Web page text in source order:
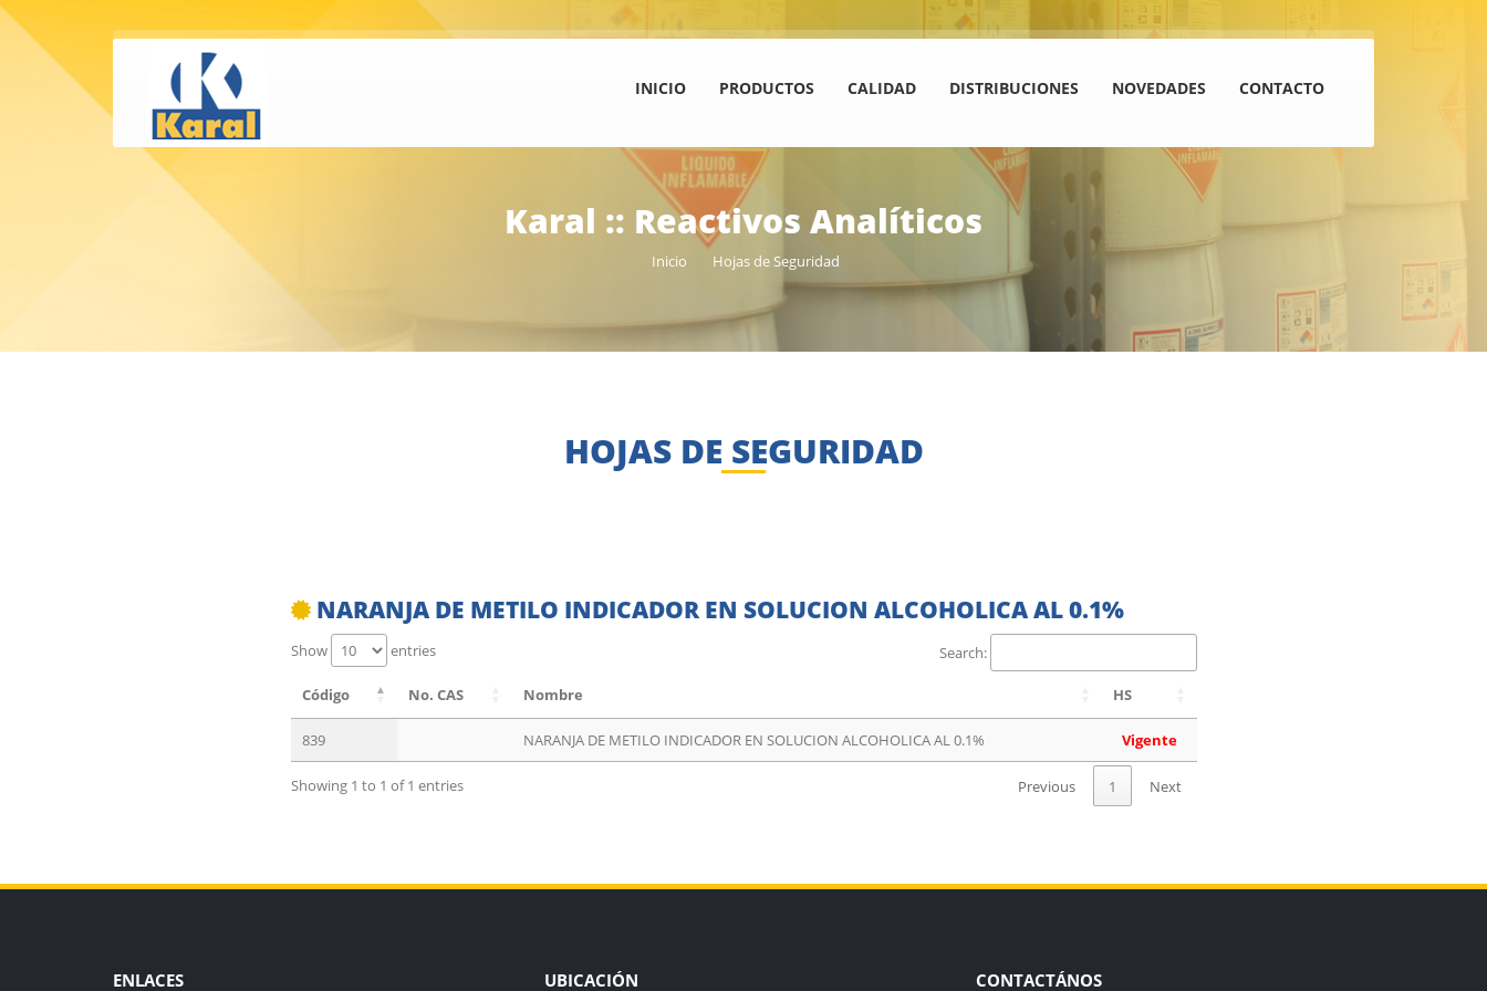
INICIO PRODUCTOS CALIDAD DISTRIBUCIONES NOVEDADES CONTACTO
Karal :: Reactivos Analíticos
Inicio Hojas de Seguridad
HOJAS DE SEGURIDAD
NARANJA DE METILO INDICADOR EN SOLUCION ALCOHOLICA AL 0.1%
Show entries Search:
Código No. CAS Nombre HS
839 NARANJA DE METILO INDICADOR EN SOLUCION ALCOHOLICA AL 0.1% Vigente
Showing 1 to 1 of 1 entries Previous 1 Next
ENLACES UBICACIÓN CONTACTÁNOS